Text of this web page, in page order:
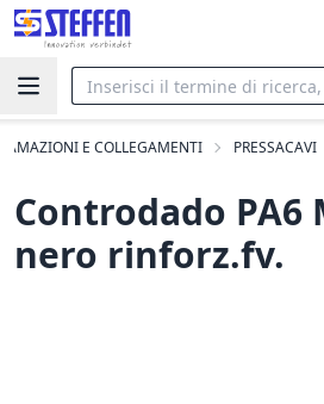
E COLLEGAMENTI PRESSACAVI
Controdado PA6
nero rinforz.fv.